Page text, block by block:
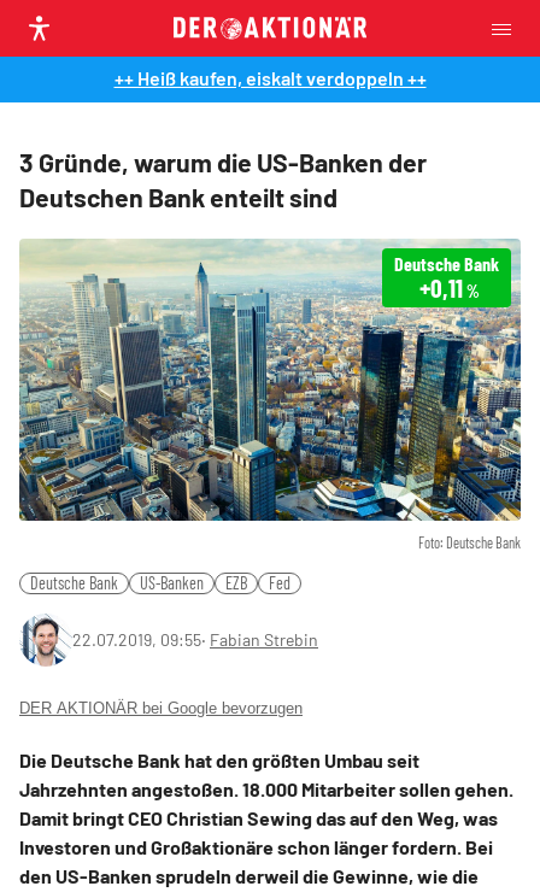
++ Heiß kaufen, eiskalt verdoppeln ++
3 Gründe, warum die US-Banken der
Deutschen Bank enteilt sind
Foto: Deutsche Bank
Deutsche Bank
+0,11 %
Deutsche Bank US-Banken EZB Fed
22.07.2019, 09:55‧ Fabian Strebin
DER AKTIONÄR bei Google bevorzugen
Die Deutsche Bank hat den größten Umbau seit
Jahrzehnten angestoßen. 18.000 Mitarbeiter sollen gehen.
Damit bringt CEO Christian Sewing das auf den Weg, was
Investoren und Großaktionäre schon länger fordern. Bei
den US-Banken sprudeln derweil die Gewinne, wie die